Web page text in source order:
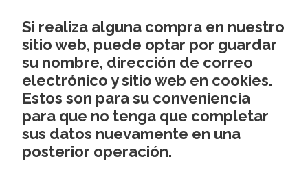
Si realiza alguna compra en nuestro
sitio web, puede optar por guardar
su nombre, dirección de correo
electrónico y sitio web en cookies.
Estos son para su conveniencia
para que no tenga que completar
sus datos nuevamente en una
posterior operación.